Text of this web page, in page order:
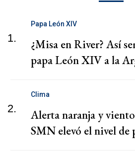
1.
Papa León XIV
¿Misa en River? Así
papa León XIV a la
2.
Clima
Alerta naranja y
SMN elevó el nivel